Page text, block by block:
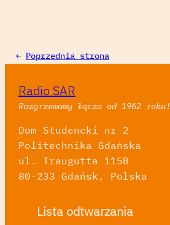
← Poprzednia strona
Radio SAR
Rozgrzewamy łącza od 1962 roku!
Dom Studencki nr 2
Politechnika Gdańska
ul. Traugutta 115B
80-233 Gdańsk, Polska
Lista odtwarzania